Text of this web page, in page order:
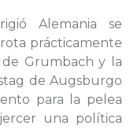
Alemania se
prácticamente
Grumbach y la
de Augsburgo
para la pelea
una política